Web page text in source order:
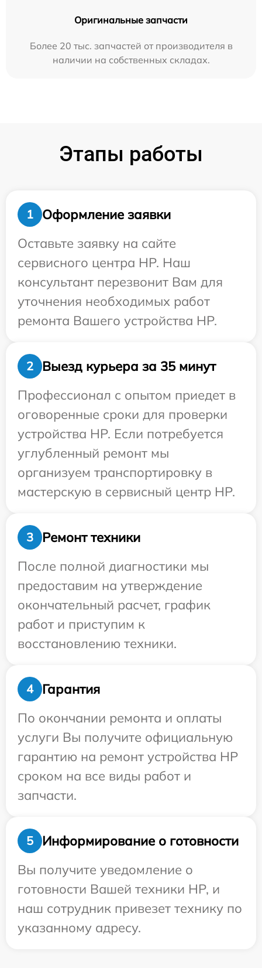
Оригинальные запчасти
Более 20 тыс. запчастей от производителя в
наличии на собственных складах.
Этапы работы
1
Оформление заявки
Оставьте заявку на сайте
сервисного центра HP. Наш
консультант перезвонит Вам для
уточнения необходимых работ
ремонта Вашего устройства HP.
2
Выезд курьера за 35 минут
Профессионал с опытом приедет в
оговоренные сроки для проверки
устройства HP. Если потребуется
углубленный ремонт мы
организуем транспортировку в
мастерскую в сервисный центр HP.
3
Ремонт техники
После полной диагностики мы
предоставим на утверждение
окончательный расчет, график
работ и приступим к
восстановлению техники.
4
Гарантия
По окончании ремонта и оплаты
услуги Вы получите официальную
гарантию на ремонт устройства HP
сроком на все виды работ и
запчасти.
5
Информирование о готовности
Вы получите уведомление о
готовности Вашей техники HP, и
наш сотрудник привезет технику по
указанному адресу.